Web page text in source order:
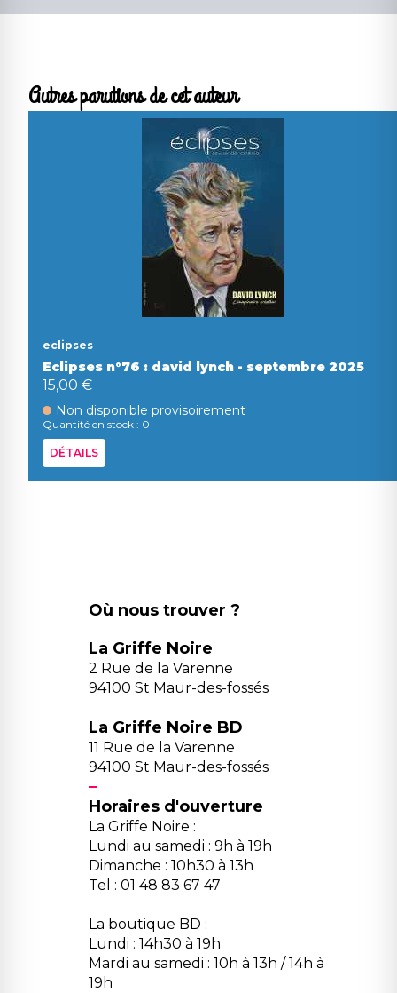
Autres parutions de cet auteur
eclipses
Eclipses n°76 : david lynch - septembre 2025
15,00 €
Non disponible provisoirement
Quantité en stock : 0
DÉTAILS
Où nous trouver ?
La Griffe Noire
2 Rue de la Varenne
94100 St Maur-des-fossés
La Griffe Noire BD
11 Rue de la Varenne
94100 St Maur-des-fossés
Horaires d'ouverture
La Griffe Noire :
Lundi au samedi : 9h à 19h
Dimanche : 10h30 à 13h
Tel : 01 48 83 67 47
La boutique BD :
Lundi : 14h30 à 19h
Mardi au samedi : 10h à 13h / 14h à
19h